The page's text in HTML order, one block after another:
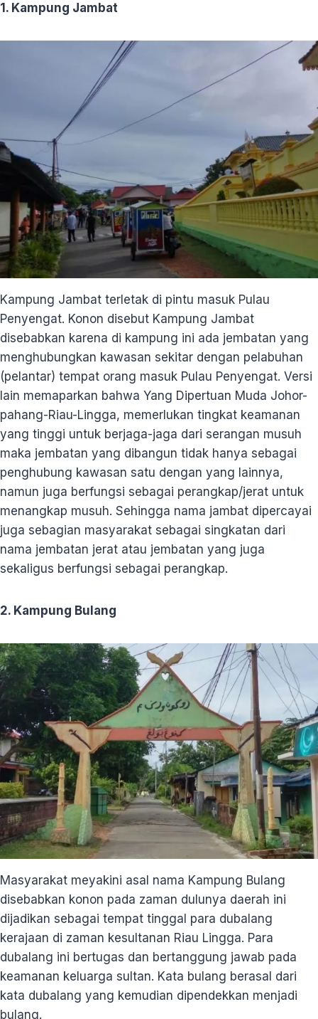
1. Kampung Jambat
Kampung Jambat terletak di pintu masuk Pulau
Penyengat. Konon disebut Kampung Jambat
disebabkan karena di kampung ini ada jembatan yang
menghubungkan kawasan sekitar dengan pelabuhan
(pelantar) tempat orang masuk Pulau Penyengat. Versi
lain memaparkan bahwa Yang Dipertuan Muda Johor-
pahang-Riau-Lingga, memerlukan tingkat keamanan
yang tinggi untuk berjaga-jaga dari serangan musuh
maka jembatan yang dibangun tidak hanya sebagai
penghubung kawasan satu dengan yang lainnya,
namun juga berfungsi sebagai perangkap/jerat untuk
menangkap musuh. Sehingga nama jambat dipercayai
juga sebagian masyarakat sebagai singkatan dari
nama jembatan jerat atau jembatan yang juga
sekaligus berfungsi sebagai perangkap.
2. Kampung Bulang
Masyarakat meyakini asal nama Kampung Bulang
disebabkan konon pada zaman dulunya daerah ini
dijadikan sebagai tempat tinggal para dubalang
kerajaan di zaman kesultanan Riau Lingga. Para
dubalang ini bertugas dan bertanggung jawab pada
keamanan keluarga sultan. Kata bulang berasal dari
kata dubalang yang kemudian dipendekkan menjadi
bulang.